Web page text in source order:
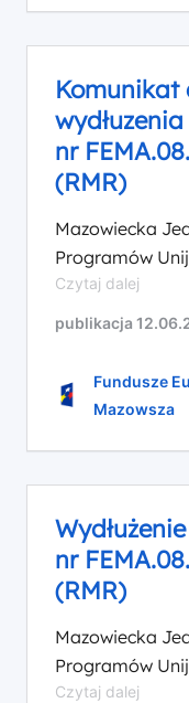
dla Mazowsza
aktualizacja
Szczegółowe
poniższej tabeli
postanowienia
projektów […]
IP.01-
040/24
Komunikat
nr
(RMR)
Mazowiecka
Programów
z decyzją
Mazowieckiego
naboru
IP.01-040/24
aktywnej
społecznych i
Działania 8.2
ponownie
Czytaj dalej
(RMR)
publikacja
Fundusze
Mazowsza
nr
(RMR)
Mazowiecka
Programów
z decyzją
Czytaj dalej